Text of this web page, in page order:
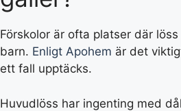
Förskolor är ofta platser där
barn. Enligt Apohem är det
ett fall upptäcks.
Huvudlöss har ingenting med